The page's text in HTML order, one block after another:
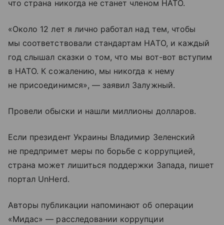
что страна никогда не станет членом НАТО.
«Около 12 лет я лично работал над тем, чтобы
мы соответствовали стандартам НАТО, и каждый
год слышал сказки о том, что мы вот-вот вступим
в НАТО. К сожалению, мы никогда к нему
не присоединимся», — заявил Залужный.
Провели обыски и нашли миллионы долларов.
Если президент Украины Владимир Зеленский
не предпримет меры по борьбе с коррупцией,
страна может лишиться поддержки Запада, пишет
портал UnHerd.
Авторы публикации напоминают об операции
«Мидас» — расследовании коррупции